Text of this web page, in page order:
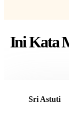
Ini Kata
Sri Astuti